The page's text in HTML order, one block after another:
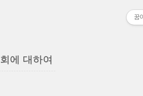
에 대하여
꿈